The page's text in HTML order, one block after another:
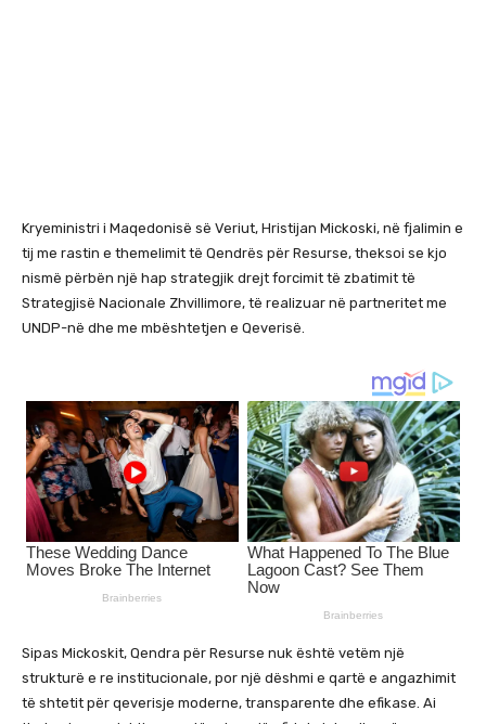
Kryeministri i Maqedonisë së Veriut, Hristijan Mickoski, në fjalimin e
tij me rastin e themelimit të Qendrës për Resurse, theksoi se kjo
nismë përbën një hap strategjik drejt forcimit të zbatimit të
Strategjisë Nacionale Zhvillimore, të realizuar në partneritet me
UNDP-në dhe me mbështetjen e Qeverisë.
Sipas Mickoskit, Qendra për Resurse nuk është vetëm një
strukturë e re institucionale, por një dëshmi e qartë e angazhimit
të shtetit për qeverisje moderne, transparente dhe efikase. Ai